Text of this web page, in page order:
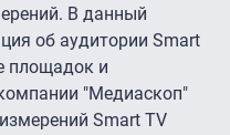
В данный
об аудитории Smart
площадок и
"Медиаскоп"
Smart TV